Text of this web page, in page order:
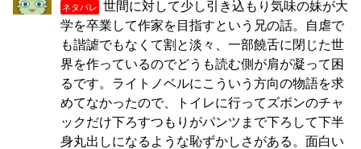
ネタバレ
世間に対して少し引き込もり気味の妹が大
学を卒業して作家を目指すという兄の話。自虐で
も諧謔でもなくて割と淡々、一部饒舌に閉じた世
界を作っているのでどうも読む側が肩が凝って困
るです。ライトノベルにこういう方向の物語を求
めてなかったので、トイレに行ってズボンのチャ
ックだけ下ろすつもりがパンツまで下ろして下半
身丸出しになるような恥ずかしさがある。面白い